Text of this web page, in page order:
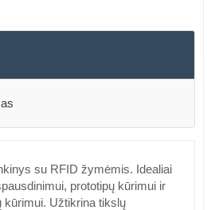
su RFID žymėmis. Idealiai
prototipų kūrimui ir
kūrimui. Užtikrina tikslų